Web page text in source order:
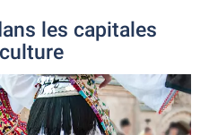
les capitales